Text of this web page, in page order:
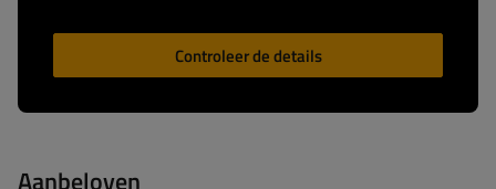
Controleer de details